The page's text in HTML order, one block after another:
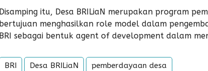
Disamping itu, Desa BRILiaN merupakan program
bertujuan menghasilkan role model dalam
BRI sebagai bentuk agent of development dalam
BRI Desa BRILiaN pemberdayaan desa